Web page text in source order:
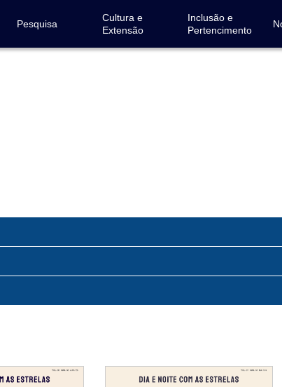
Pesquisa
Cultura e
Extensão
Inclusão e
Pertencimento